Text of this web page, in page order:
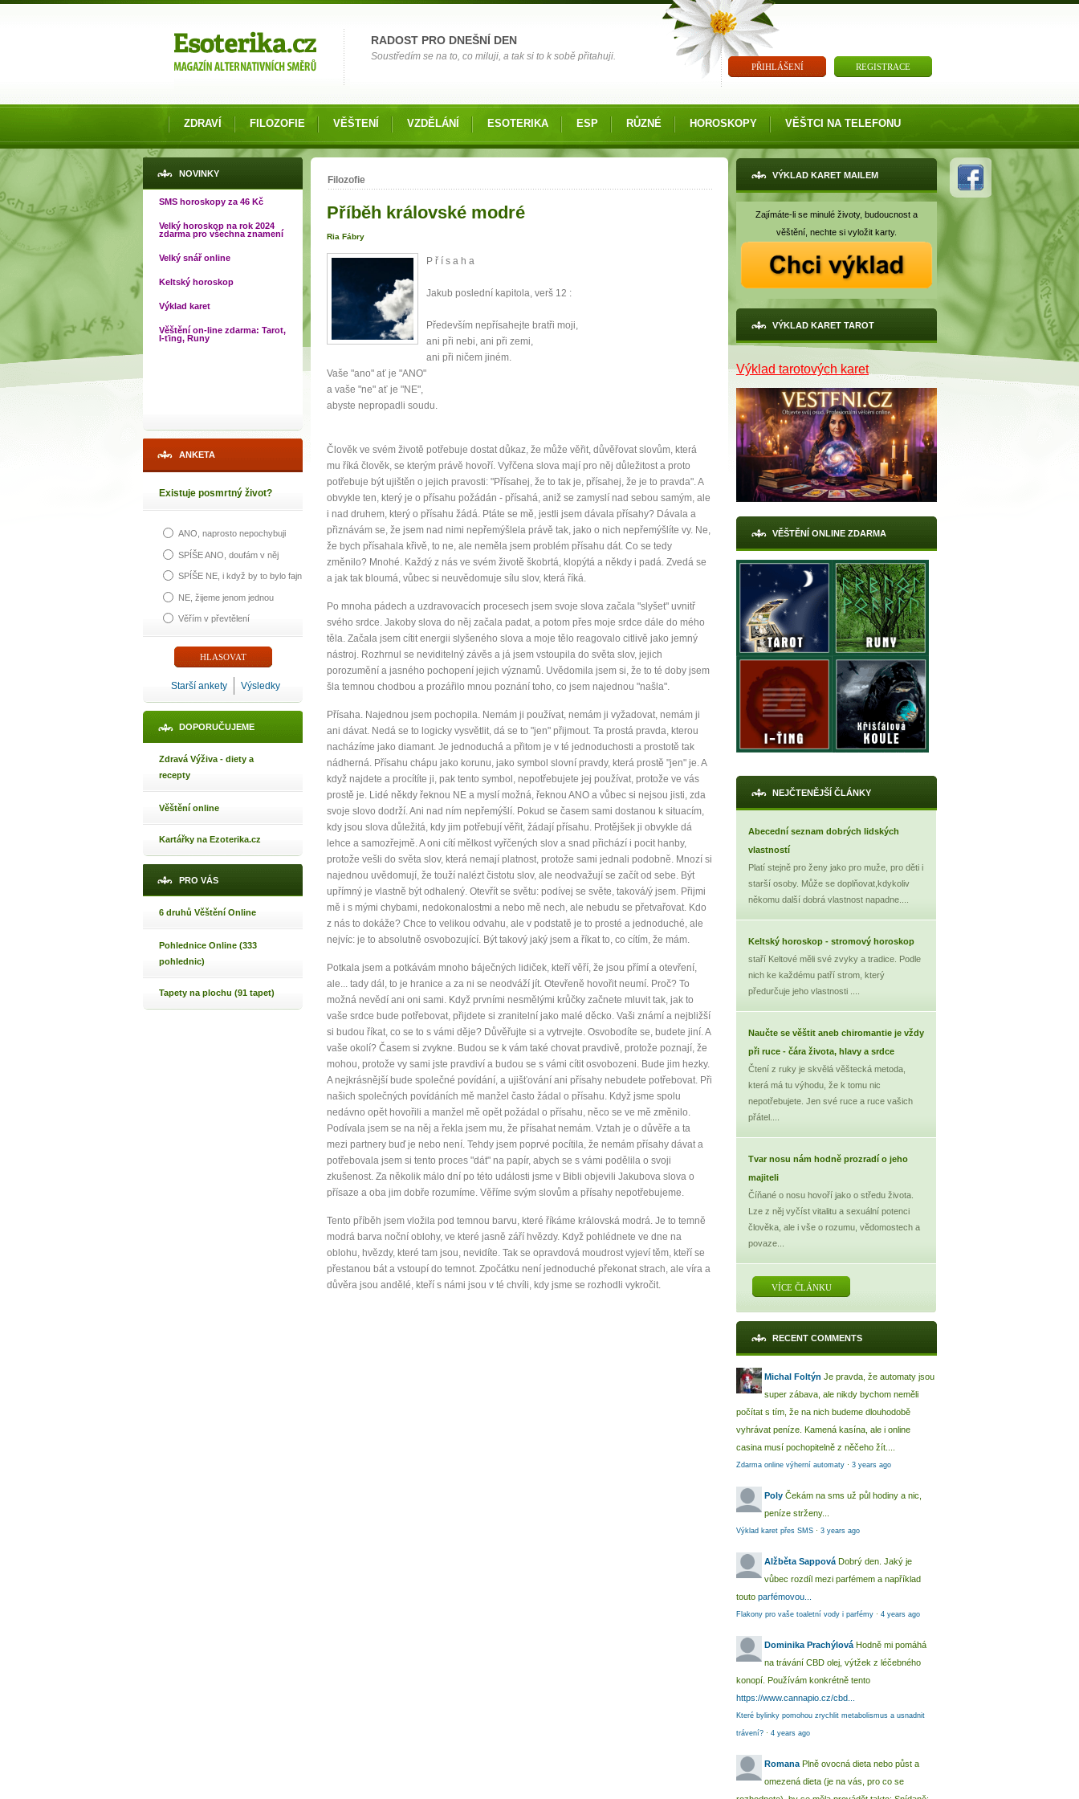
RADOST PRO DNEŠNÍ DEN
Soustředím se na to, co miluji, a tak si to k sobě přitahuji.
PŘIHLÁŠENÍ REGISTRACE
ZDRAVÍ FILOZOFIE VĚŠTENÍ VZDĚLÁNÍ ESOTERIKA ESP RŮZNÉ HOROSKOPY VĚŠTCI NA TELEFONU
NOVINKY
SMS horoskopy za 46 Kč
Velký horoskop na rok 2024
zdarma pro všechna znamení
Velký snář online
Keltský horoskop
Výklad karet
Věštění on-line zdarma: Tarot,
I-ťing, Runy
ANKETA
Existuje posmrtný život?
ANO, naprosto nepochybuji
SPÍŠE ANO, doufám v něj
SPÍŠE NE, i když by to bylo fajn
NE, žijeme jenom jednou
Věřím v převtělení
Starší ankety Výsledky
DOPORUČUJEME
Zdravá Výživa - diety a
recepty
Věštění online
Kartářky na Ezoterika.cz
PRO VÁS
6 druhů Věštění Online
Pohlednice Online (333
pohlednic)
Tapety na plochu (91 tapet)
Jste zde
Filozofie
Příběh královské modré
Ria Fábry
P ř í s a h a
Jakub poslední kapitola, verš 12 :
Především nepřísahejte bratři moji,
ani při nebi, ani při zemi,
ani při ničem jiném.
Vaše "ano" ať je "ANO"
a vaše "ne" ať je "NE",
abyste nepropadli soudu.
Člověk ve svém životě potřebuje dostat důkaz, že může věřit, důvěřovat slovům, která
mu říká člověk, se kterým právě hovoří. Vyřčena slova mají pro něj důležitost a proto
potřebuje být ujištěn o jejich pravosti: "Přísahej, že to tak je, přísahej, že je to pravda". A
obvykle ten, který je o přísahu požádán - přísahá, aniž se zamyslí nad sebou samým, ale
i nad druhem, který o přísahu žádá. Ptáte se mě, jestli jsem dávala přísahy? Dávala a
přiznávám se, že jsem nad nimi nepřemýšlela právě tak, jako o nich nepřemýšlíte vy. Ne,
že bych přísahala křivě, to ne, ale neměla jsem problém přísahu dát. Co se tedy
změnilo? Mnohé. Každý z nás ve svém životě škobrtá, klopýtá a někdy i padá. Zvedá se
a jak tak bloumá, vůbec si neuvědomuje sílu slov, která říká.
Po mnoha pádech a uzdravovacích procesech jsem svoje slova začala "slyšet" uvnitř
svého srdce. Jakoby slova do něj začala padat, a potom přes moje srdce dále do mého
těla. Začala jsem cítit energii slyšeného slova a moje tělo reagovalo citlivě jako jemný
nástroj. Rozhrnul se neviditelný závěs a já jsem vstoupila do světa slov, jejich
porozumění a jasného pochopení jejich významů. Uvědomila jsem si, že to té doby jsem
šla temnou chodbou a prozářilo mnou poznání toho, co jsem najednou "našla".
Přísaha. Najednou jsem pochopila. Nemám ji používat, nemám ji vyžadovat, nemám ji
ani dávat. Nedá se to logicky vysvětlit, dá se to "jen" přijmout. Ta prostá pravda, kterou
nacházíme jako diamant. Je jednoduchá a přitom je v té jednoduchosti a prostotě tak
nádherná. Přísahu chápu jako korunu, jako symbol slovní pravdy, která prostě "jen" je. A
když najdete a procítíte ji, pak tento symbol, nepotřebujete jej používat, protože ve vás
prostě je. Lidé někdy řeknou NE a myslí možná, řeknou ANO a vůbec si nejsou jisti, zda
svoje slovo dodrží. Ani nad ním nepřemýšlí. Pokud se časem sami dostanou k situacím,
kdy jsou slova důležitá, kdy jim potřebují věřit, žádají přísahu. Protějšek ji obvykle dá
lehce a samozřejmě. A oni cítí mělkost vyřčených slov a snad přichází i pocit hanby,
protože vešli do světa slov, která nemají platnost, protože sami jednali podobně. Mnozí si
najednou uvědomují, že touží nalézt čistotu slov, ale neodvažují se začít od sebe. Být
upřímný je vlastně být odhalený. Otevřít se světu: podívej se světe, taková/ý jsem. Přijmi
mě i s mými chybami, nedokonalostmi a nebo mě nech, ale nebudu se přetvařovat. Kdo
z nás to dokáže? Chce to velikou odvahu, ale v podstatě je to prosté a jednoduché, ale
nejvíc: je to absolutně osvobozující. Být takový jaký jsem a říkat to, co cítím, že mám.
Potkala jsem a potkávám mnoho báječných lidiček, kteří věří, že jsou přímí a otevření,
ale... tady dál, to je hranice a za ni se neodváží jít. Otevřeně hovořit neumí. Proč? To
možná nevědí ani oni sami. Když prvními nesmělými krůčky začnete mluvit tak, jak to
vaše srdce bude potřebovat, přijdete si zranitelní jako malé děcko. Vaši známí a nejbližší
si budou říkat, co se to s vámi děje? Důvěřujte si a vytrvejte. Osvobodíte se, budete jiní. A
vaše okolí? Časem si zvykne. Budou se k vám také chovat pravdivě, protože poznají, že
mohou, protože vy sami jste pravdiví a budou se s vámi cítit osvobozeni. Bude jim hezky.
A nejkrásnější bude společné povídání, a ujišťování ani přísahy nebudete potřebovat. Při
našich společných povídáních mě manžel často žádal o přísahu. Když jsme spolu
nedávno opět hovořili a manžel mě opět požádal o přísahu, něco se ve mě změnilo.
Podívala jsem se na něj a řekla jsem mu, že přísahat nemám. Vztah je o důvěře a ta
mezi partnery buď je nebo není. Tehdy jsem poprvé pocítila, že nemám přísahy dávat a
potřebovala jsem si tento proces "dát" na papír, abych se s vámi podělila o svoji
zkušenost. Za několik málo dní po této události jsme v Bibli objevili Jakubova slova o
přísaze a oba jim dobře rozumíme. Věříme svým slovům a přísahy nepotřebujeme.
Tento příběh jsem vložila pod temnou barvu, které říkáme královská modrá. Je to temně
modrá barva noční oblohy, ve které jasně září hvězdy. Když pohlédnete ve dne na
oblohu, hvězdy, které tam jsou, nevidíte. Tak se opravdová moudrost vyjeví těm, kteří se
přestanou bát a vstoupí do temnot. Zpočátku není jednoduché překonat strach, ale víra a
důvěra jsou andělé, kteří s námi jsou v té chvíli, kdy jsme se rozhodli vykročit.
VÝKLAD KARET MAILEM
Zajímáte-li se minulé životy, budoucnost a
věštění, nechte si vyložit karty.
VÝKLAD KARET TAROT
Výklad tarotových karet
VĚŠTĚNÍ ONLINE ZDARMA
NEJČTENĚJŠÍ ČLÁNKY
Abecední seznam dobrých lidských
vlastností
Platí stejně pro ženy jako pro muže, pro děti i
starší osoby. Může se doplňovat,kdykoliv
někomu další dobrá vlastnost napadne....
Keltský horoskop - stromový horoskop
staří Keltové měli své zvyky a tradice. Podle
nich ke každému patří strom, který
předurčuje jeho vlastnosti ....
Naučte se věštit aneb chiromantie je vždy
při ruce - čára života, hlavy a srdce
Čtení z ruky je skvělá věštecká metoda,
která má tu výhodu, že k tomu nic
nepotřebujete. Jen své ruce a ruce vašich
přátel....
Tvar nosu nám hodně prozradí o jeho
majiteli
Číňané o nosu hovoří jako o středu života.
Lze z něj vyčíst vitalitu a sexuální potenci
člověka, ale i vše o rozumu, vědomostech a
povaze...
VÍCE ČLÁNKU
RECENT COMMENTS
Michal Foltýn Je pravda, že automaty jsou
super zábava, ale nikdy bychom neměli
počítat s tím, že na nich budeme dlouhodobě
vyhrávat peníze. Kamená kasína, ale i online
casina musí pochopitelně z něčeho žít....
Zdarma online výherní automaty · 3 years ago
Poly Čekám na sms už půl hodiny a nic,
peníze strženy...
Výklad karet přes SMS · 3 years ago
Alžběta Sappová Dobrý den. Jaký je
vůbec rozdíl mezi parfémem a například
touto parfémovou...
Flakony pro vaše toaletní vody i parfémy · 4 years ago
Dominika Prachýlová Hodně mi pomáhá
na trávání CBD olej, výtžek z léčebného
konopí. Používám konkrétně tento
https://www.cannapio.cz/cbd...
Které bylinky pomohou zrychlit metabolismus a usnadnit
trávení? · 4 years ago
Romana Plně ovocná dieta nebo půst a
omezená dieta (je na vás, pro co se